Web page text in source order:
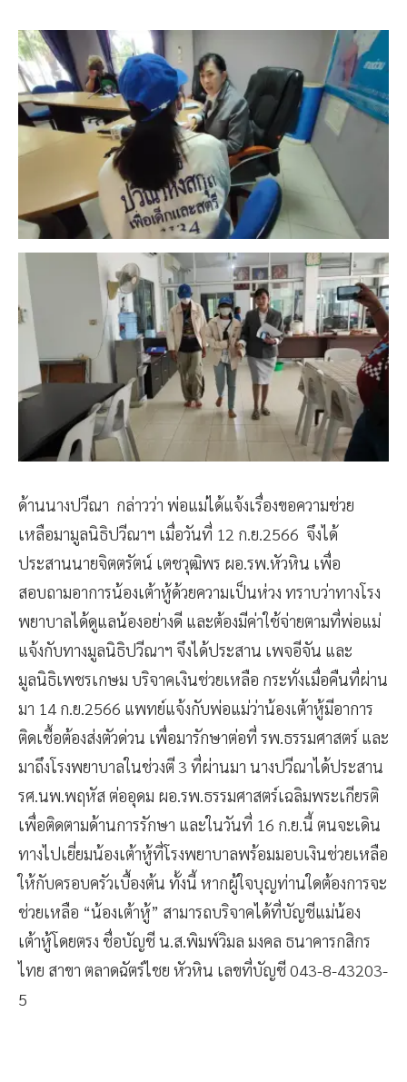
ด้านนางปวีณา กล่าวว่า พ่อแม่ได้แจ้งเรื่องขอความช่วย
เหลือมามูลนิธิปวีณาฯ เมื่อวันที่ 12 ก.ย.2566 จึงได้
ประสานนายจิตตรัตน์ เตชวุฒิพร ผอ.รพ.หัวหิน เพื่อ
สอบถามอาการน้องเต้าหู้ด้วยความเป็นห่วง ทราบว่าทางโรง
พยาบาลได้ดูแลน้องอย่างดี และต้องมีค่าใช้จ่ายตามที่พ่อแม่
แจ้งกับทางมูลนิธิปวีณาฯ จึงได้ประสาน เพจอีจัน และ
มูลนิธิเพชรเกษม บริจาคเงินช่วยเหลือ กระทั่งเมื่อคืนที่ผ่าน
มา 14 ก.ย.2566 แพทย์แจ้งกับพ่อแม่ว่าน้องเต้าหู้มีอาการ
ติดเชื้อต้องส่งตัวด่วน เพื่อมารักษาต่อที่ รพ.ธรรมศาสตร์ และ
มาถึงโรงพยาบาลในช่วงตี 3 ที่ผ่านมา นางปวีณาได้ประสาน
รศ.นพ.พฤหัส ต่ออุดม ผอ.รพ.ธรรมศาสตร์เฉลิมพระเกียรติ
เพื่อติดตามด้านการรักษา และในวันที่ 16 ก.ย.นี้ ตนจะเดิน
ทางไปเยี่ยมน้องเต้าหู้ที่โรงพยาบาลพร้อมมอบเงินช่วยเหลือ
ให้กับครอบครัวเบื้องต้น ทั้งนี้ หากผู้ใจบุญท่านใดต้องการจะ
ช่วยเหลือ “น้องเต้าหู้” สามารถบริจาคได้ที่บัญชีแม่น้อง
เต้าหู้โดยตรง ชื่อบัญชี น.ส.พิมพ์วิมล มงคล ธนาคารกสิกร
ไทย สาขา ตลาดฉัตร์ไชย หัวหิน เลขที่บัญชี 043-8-43203-
5